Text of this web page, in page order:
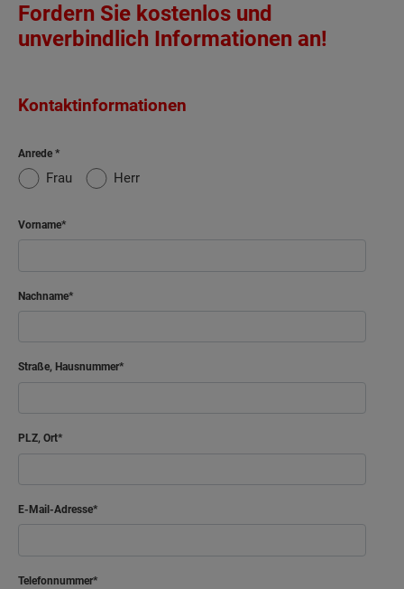
Fordern Sie kostenlos und
unverbindlich Informationen an!
Kontaktinformationen
Anrede
Frau Herr
Vorname
Nachname
Straße, Hausnummer
PLZ, Ort
E-Mail-Adresse
Telefonnummer